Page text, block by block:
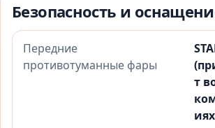
Безопасность и
Передние
противотуманные фары
т